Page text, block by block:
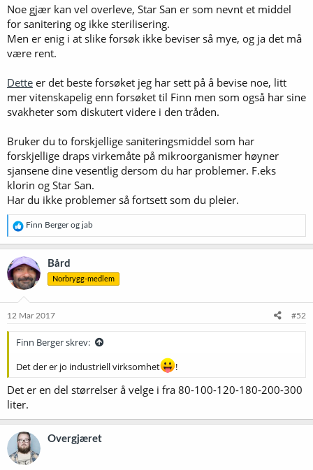
:
Noe gjær kan vel overleve, Star San er som nevnt et middel
for sanitering og ikke sterilisering.
Men er enig i at slike forsøk ikke beviser så mye, og ja det må
være rent.
Dette er det beste forsøket jeg har sett på å bevise noe, litt
mer vitenskapelig enn forsøket til Finn men som også har sine
svakheter som diskutert videre i den tråden.
Bruker du to forskjellige saniteringsmiddel som har
forskjellige draps virkemåte på mikroorganismer høyner
sjansene dine vesentlig dersom du har problemer. F.eks
klorin og Star San.
Har du ikke problemer så fortsett som du pleier.
R
e
a
k
s
j
o
e
Finn Bergerog jab
Bård
Norbrygg-medlem
12 Mar 2017 #52
Finn Berger skrev:
Det der er jo industriell virksomhet
!
Det er en del størrelser å velge i fra 80-100-120-180-200-300
liter.
Overgjæret